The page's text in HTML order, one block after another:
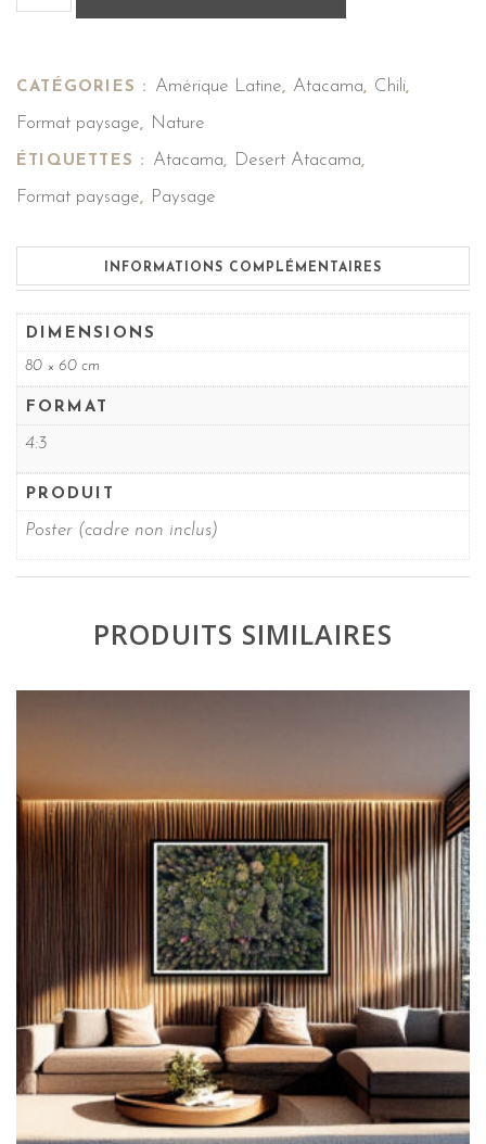
CATÉGORIES : Amérique Latine, Atacama, Chili,
Format paysage, Nature
ÉTIQUETTES : Atacama, Desert Atacama,
Format paysage, Paysage
INFORMATIONS COMPLÉMENTAIRES
DIMENSIONS
80 × 60 cm
FORMAT
4:3
PRODUIT
Poster (cadre non inclus)
PRODUITS SIMILAIRES